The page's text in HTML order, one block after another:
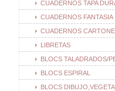
CUADERNOS TAPA
CUADERNOS FANTASIA
CUADERNOS CARTONE
LIBRETAS
BLOCS TALADRADOS/
BLOCS ESPIRAL
BLOCS